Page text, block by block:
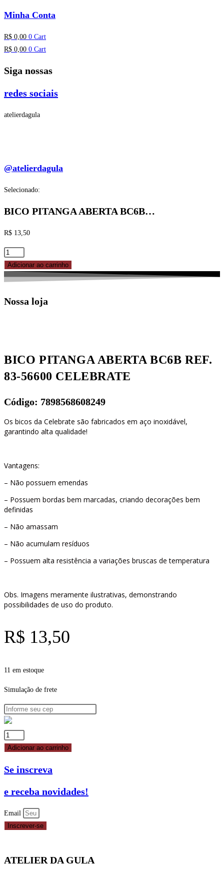
Minha Conta
R$ 0,00 0 Cart
R$ 0,00 0 Cart
Siga nossas
redes sociais
atelierdagula
@atelierdagula
Selecionado:
BICO PITANGA ABERTA BC6B…
R$ 13,50
BICO
PITANGA
ABERTA
REF.
Adicionar ao carrinho
Nossa loja
BICO PITANGA ABERTA BC6B REF.
83-56600 CELEBRATE
Código: 7898568608249
Os bicos da Celebrate são fabricados em aço inoxidável,
garantindo alta qualidade!
Vantagens:
– Não possuem emendas
– Possuem bordas bem marcadas, criando decorações bem
definidas
– Não amassam
– Não acumulam resíduos
– Possuem alta resistência a variações bruscas de temperatura
Obs. Imagens meramente ilustrativas, demonstrando
possibilidades de uso do produto.
R$ 13,50
11 em estoque
Simulação de frete
BICO
PITANGA
BC6B
83-
56600
CELEBRATE
Adicionar ao carrinho
Se inscreva
e receba novidades!
Email
Inscrever-se
ATELIER DA GULA